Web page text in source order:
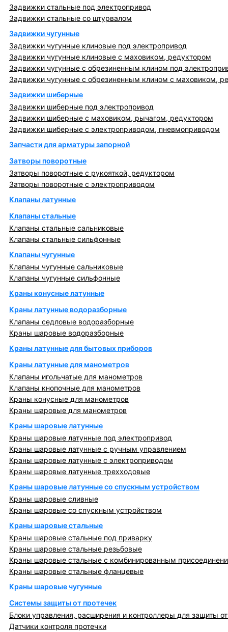
Задвижки стальные под электропривод
Задвижки стальные со штурвалом
Задвижки чугунные
Задвижки чугунные клиновые под электропривод
Задвижки чугунные клиновые с маховиком, редуктором
Задвижки чугунные с обрезиненным клином под
Задвижки чугунные с обрезиненным клином с маховиком,
Задвижки шиберные
Задвижки шиберные под электропривод
Задвижки шиберные с маховиком, рычагом, редуктором
Задвижки шиберные с электроприводом, пневмоприводом
Запчасти для арматуры запорной
Затворы поворотные
Затворы поворотные с рукояткой, редуктором
Затворы поворотные с электроприводом
Клапаны латунные
Клапаны стальные
Клапаны стальные сальниковые
Клапаны стальные сильфонные
Клапаны чугунные
Клапаны чугунные сальниковые
Клапаны чугунные сильфонные
Краны конусные латунные
Краны латунные водоразборные
Клапаны седловые водоразборные
Краны шаровые водоразборные
Краны латунные для бытовых приборов
Краны латунные для манометров
Клапаны игольчатые для манометров
Клапаны кнопочные для манометров
Краны конусные для манометров
Краны шаровые для манометров
Краны шаровые латунные
Краны шаровые латунные под электропривод
Краны шаровые латунные с ручным управлением
Краны шаровые латунные с электроприводом
Краны шаровые латунные трехходовые
Краны шаровые латунные со спускным устройством
Краны шаровые сливные
Краны шаровые со спускным устройством
Краны шаровые стальные
Краны шаровые стальные под приварку
Краны шаровые стальные резьбовые
Краны шаровые стальные с комбинированным
Краны шаровые стальные фланцевые
Краны шаровые чугунные
Системы защиты от протечек
Блоки управления, расширения и контроллеры для защиты
Датчики контроля протечки